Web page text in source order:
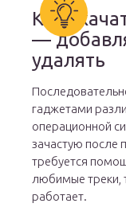
Как
—
удалять
гаджетами
операционной
зачастую после
требуется
любимые треки,
работает.